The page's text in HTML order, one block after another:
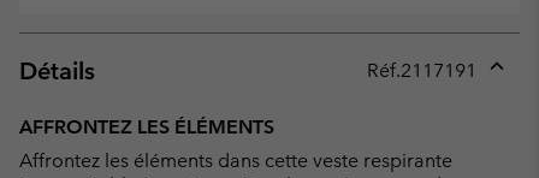
Détails Réf.2117191
AFFRONTEZ LES ÉLÉMENTS
Affrontez les éléments dans cette veste respirante